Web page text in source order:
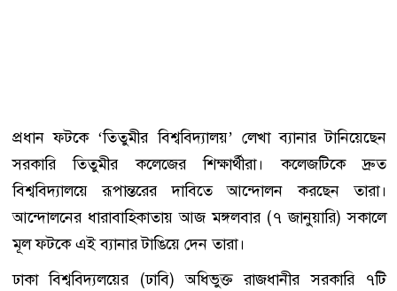
প্রধান ফটকে ‘তিতুমীর বিশ্ববিদ্যালয়’ লেখা ব্যানার টানিয়েছেন
সরকারি তিতুমীর কলেজের শিক্ষার্থীরা। কলেজটিকে দ্রুত
বিশ্ববিদ্যালয়ে রূপান্তরের দাবিতে আন্দোলন করছেন তারা।
আন্দোলনের ধারাবাহিকাতায় আজ মঙ্গলবার (৭ জানুয়ারি) সকালে
মূল ফটকে এই ব্যানার টাঙিয়ে দেন তারা।
ঢাকা বিশ্ববিদ্যলয়ের (ঢাবি) অধিভুক্ত রাজধানীর সরকারি ৭টি